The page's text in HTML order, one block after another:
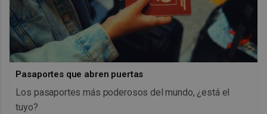
Pasaportes que abren puertas
Los pasaportes más poderosos del mundo, ¿está el
tuyo?